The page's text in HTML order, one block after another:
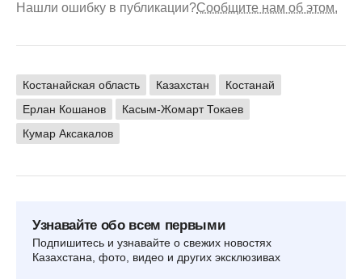
Нашли ошибку в публикации?Сообщите нам об этом.
Костанайская область Казахстан
Костанай
Ерлан Кошанов
Касым-Жомарт Токаев
Кумар Аксакалов
Узнавайте обо всем первыми
Подпишитесь и узнавайте о свежих новостях
Казахстана, фото, видео и других эксклюзивах